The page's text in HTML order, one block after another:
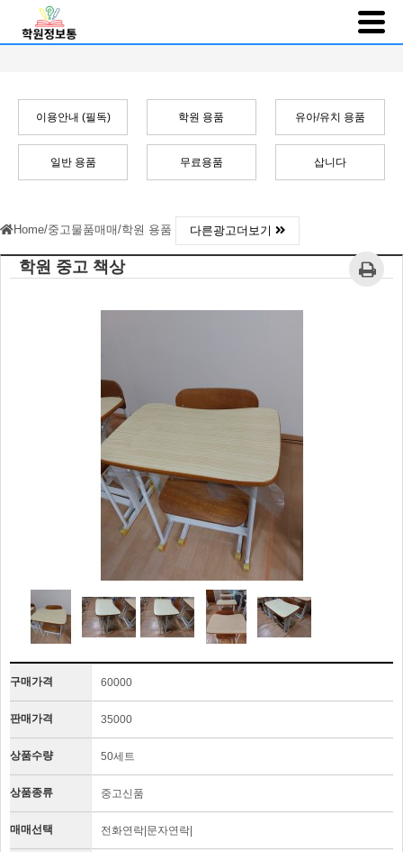
이용안내 (필독) 학원 용품 유아/유치 용품
일반 용품 무료용품 삽니다
Home/중고물품매매/학원 용품 다른광고더보기
학원 중고 책상
구매가격 60000
판매가격 35000
상품수량 50세트
상품종류 중고신품
매매선택 전화연락|문자연락|